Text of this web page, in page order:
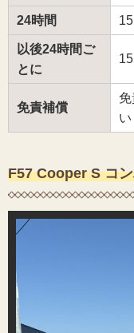
24時間
以後24時間ご
とに
免責補償
F57 Cooper S コ